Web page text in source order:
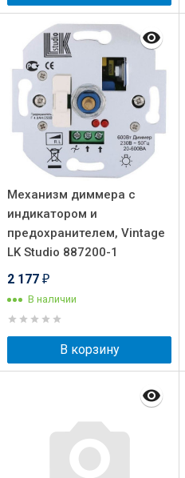
Механизм диммера с
индикатором и
предохранителем, Vintage
LK Studio 887200-1
2 177 ₽
В наличии
В корзину